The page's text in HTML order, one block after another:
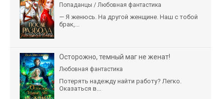
Попаданцы / Любовная фантастика
— Я женюсь. На другой женщине. Наш с тобой
брак,...
Осторожно, темный маг не женат!
Любовная фантастика
Потерять надежду найти работу? Легко.
Оказаться в...